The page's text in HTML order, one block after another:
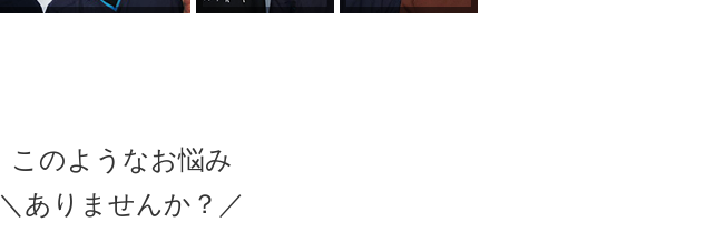
このようなお悩み
＼ありませんか？／